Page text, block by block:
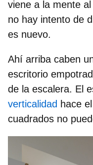
viene a la mente
no hay intento de
es nuevo.
Ahí arriba caben
escritorio
de la escalera. El
verticalidad hace
cuadrados no